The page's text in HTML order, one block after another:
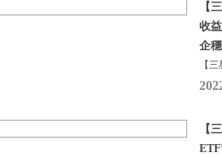
【
收
企
【
【